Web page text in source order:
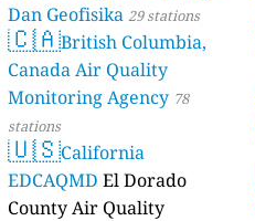
Dan Geofisika 29 stations
🇨🇦British Columbia,
Canada Air Quality
Monitoring Agency 78
stations
🇺🇸California
EDCAQMD El Dorado
County Air Quality